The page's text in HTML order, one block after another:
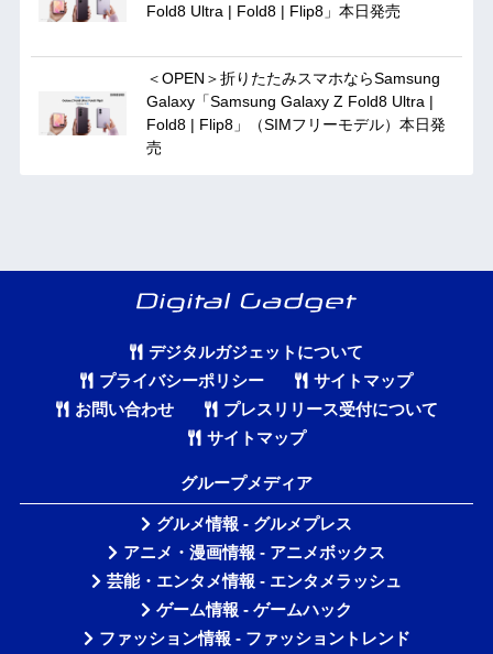
Fold8 Ultra | Fold8 | Flip8」本日発売
＜OPEN＞折りたたみスマホならSamsung
Galaxy「Samsung Galaxy Z Fold8 Ultra |
Fold8 | Flip8」（SIMフリーモデル）本日発
売
デジタルガジェットについて
プライバシーポリシー
サイトマップ
お問い合わせ
プレスリリース受付について
サイトマップ
グループメディア
グルメ情報 - グルメプレス
アニメ・漫画情報 - アニメボックス
芸能・エンタメ情報 - エンタメラッシュ
ゲーム情報 - ゲームハック
ファッション情報 - ファッショントレンド